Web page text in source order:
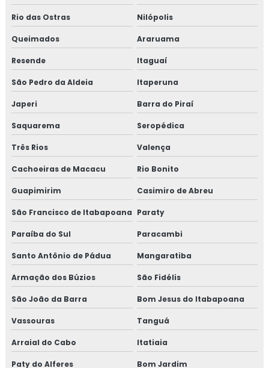
Consultoria em HACCP codex alimentarius
Consultoria em homologação de fornecedor
Consultoria em homologação de fornecedores e
transportadoras
Consultoria em ifs food
Consultoria em implantação de programa 5s
Consultoria em implementação gfsi
Consultoria em iso 14001
Consultoria em iso 17025
Consultoria em iso 9001
Consultoria em legislação de alimentos
Consultoria em manipulação de alimentos
Consultoria em manutenção sgq para recertificação
Rio das Ostras Nilópolis
Queimados Araruama
Resende Itaguaí
São Pedro da Aldeia Itaperuna
Japeri Barra do Piraí
Saquarema Seropédica
Três Rios Valença
Cachoeiras de Macacu Rio Bonito
Guapimirim Casimiro de Abreu
São Francisco de Itabapoana Paraty
Paraíba do Sul Paracambi
Santo Antônio de Pádua Mangaratiba
Armação dos Búzios São Fidélis
São João da Barra Bom Jesus do Itabapoana
Vassouras Tanguá
Arraial do Cabo Itatiaia
Paty do Alferes Bom Jardim